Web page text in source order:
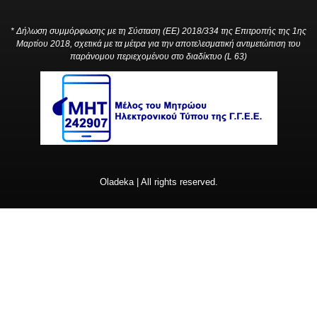
* Δήλωση συμμόρφωσης με τη Σύσταση (ΕΕ) 2018/334 της Επιτροπής της 1ης
Μαρτίου 2018, σχετικά με τα μέτρα για την αποτελεσματική αντιμετώπιση του
παράνομου περιεχομένου στο διαδίκτυο (L 63)
Oladeka | All rights reserved.